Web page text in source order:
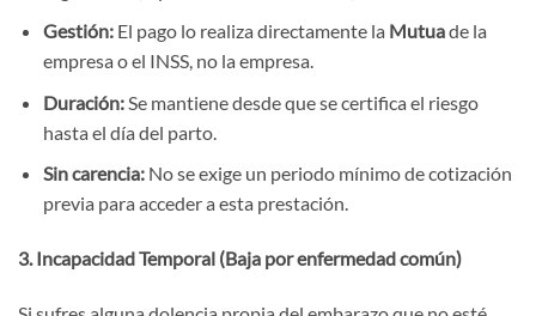
Gestión:El pago lo realiza directamente la Mutuade la
empresa o el INSS, no la empresa.
Duración:Se mantiene desde que se certifica el riesgo
hasta el día del parto.
Sin carencia:No se exige un periodo mínimo de cotización
previa para acceder a esta prestación.
3. Incapacidad Temporal (Baja por enfermedad común)